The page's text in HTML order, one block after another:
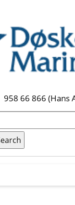
958 66 866 (Hans